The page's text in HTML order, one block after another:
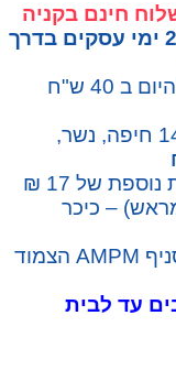
חינם בקניה
זמני משלוח: 2-5 ימי עסקים בדרך
40 ש"ח
(להזמנות שבוצעו עד שעה 14:00 חיפה, נשר,
של 17 ₪
– כיכר
אפשרות לאיסוף עצמי 24/7 מסניף AMPM הצמוד
עד לבית